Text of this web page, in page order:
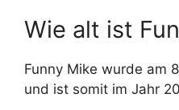
Wie alt ist
Funny Mike wurde am
und ist somit im Jahr